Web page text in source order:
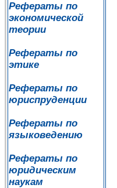
Рефераты по
экономической
теории
Рефераты по
этике
Рефераты по
юриспруденции
Рефераты по
языковедению
Рефераты по
юридическим
наукам